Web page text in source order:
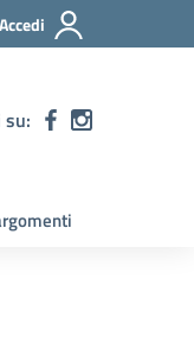
Accedi
su: